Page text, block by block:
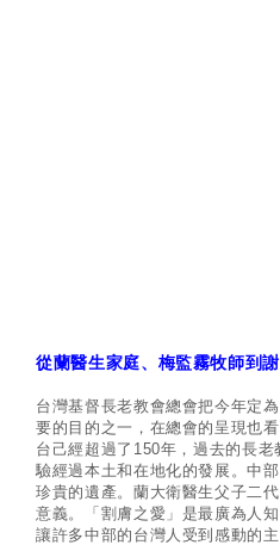
從蘭醫生家庭、梅監霧牧師到
台灣基督長老教會總會把今年定
要的目的之一，在總會的呈現也
台己經超過了150年，過去的長
驗經過本土和在地化的發展。中
珍貴的遺產。蘭大衛醫生父子二
意義。「割膚之愛」是最廣為人
讓許多中部的台灣人受到感動的